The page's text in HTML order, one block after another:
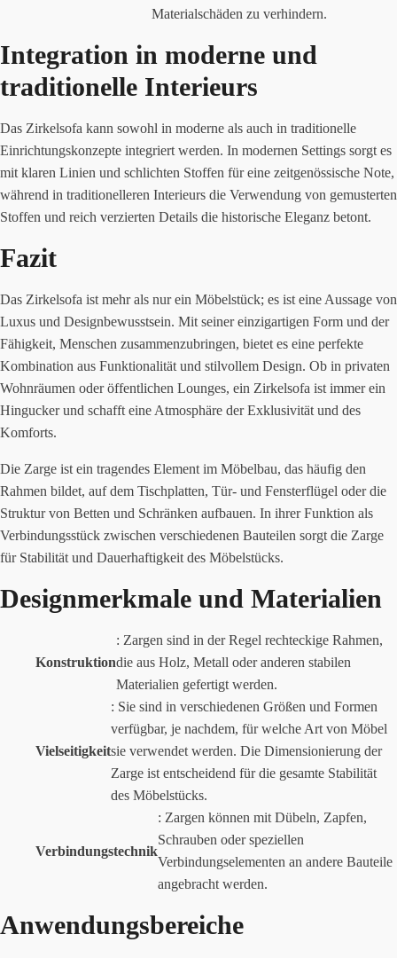
Materialschäden zu verhindern.
Integration in moderne und
traditionelle Interieurs
Das Zirkelsofa kann sowohl in moderne als auch in traditionelle
Einrichtungskonzepte integriert werden. In modernen Settings sorgt es
mit klaren Linien und schlichten Stoffen für eine zeitgenössische Note,
während in traditionelleren Interieurs die Verwendung von gemusterten
Stoffen und reich verzierten Details die historische Eleganz betont.
Fazit
Das Zirkelsofa ist mehr als nur ein Möbelstück; es ist eine Aussage von
Luxus und Designbewusstsein. Mit seiner einzigartigen Form und der
Fähigkeit, Menschen zusammenzubringen, bietet es eine perfekte
Kombination aus Funktionalität und stilvollem Design. Ob in privaten
Wohnräumen oder öffentlichen Lounges, ein Zirkelsofa ist immer ein
Hingucker und schafft eine Atmosphäre der Exklusivität und des
Komforts.
Die Zarge ist ein tragendes Element im Möbelbau, das häufig den
Rahmen bildet, auf dem Tischplatten, Tür- und Fensterflügel oder die
Struktur von Betten und Schränken aufbauen. In ihrer Funktion als
Verbindungsstück zwischen verschiedenen Bauteilen sorgt die Zarge
für Stabilität und Dauerhaftigkeit des Möbelstücks.
Designmerkmale und Materialien
Konstruktion
: Zargen sind in der Regel rechteckige Rahmen,
die aus Holz, Metall oder anderen stabilen
Materialien gefertigt werden.
Vielseitigkeit
: Sie sind in verschiedenen Größen und Formen
verfügbar, je nachdem, für welche Art von Möbel
sie verwendet werden. Die Dimensionierung der
Zarge ist entscheidend für die gesamte Stabilität
des Möbelstücks.
Verbindungstechnik
: Zargen können mit Dübeln, Zapfen,
Schrauben oder speziellen
Verbindungselementen an andere Bauteile
angebracht werden.
Anwendungsbereiche